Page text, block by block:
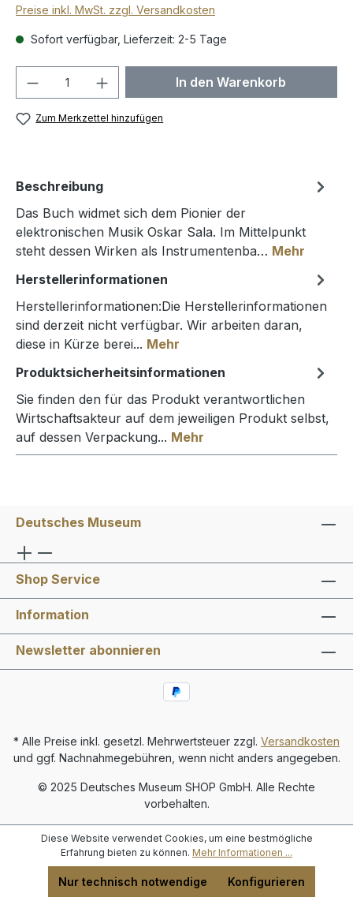
Preise inkl. MwSt. zzgl. Versandkosten
Sofort verfügbar, Lieferzeit: 2-5 Tage
Produkt Anzahl: Gib denIn den Warenkorb
Zum Merkzettel hinzufügen
Beschreibung
Das Buch widmet sich dem Pionier der
elektronischen Musik Oskar Sala. Im Mittelpunkt
steht dessen Wirken als Instrumentenba… Mehr
Herstellerinformationen
Herstellerinformationen:Die Herstellerinformationen
sind derzeit nicht verfügbar. Wir arbeiten daran,
diese in Kürze berei... Mehr
Produktsicherheitsinformationen
Sie finden den für das Produkt verantwortlichen
Wirtschaftsakteur auf dem jeweiligen Produkt selbst,
auf dessen Verpackung... Mehr
Deutsches Museum
Shop Service
Information
Newsletter abonnieren
* Alle Preise inkl. gesetzl. Mehrwertsteuer zzgl. Versandkosten
und ggf. Nachnahmegebühren, wenn nicht anders angegeben.
© 2025 Deutsches Museum SHOP GmbH. Alle Rechte
vorbehalten.
Diese Website verwendet Cookies, um eine bestmögliche
Erfahrung bieten zu können. Mehr Informationen ...
Nur technisch notwendige Konfigurieren